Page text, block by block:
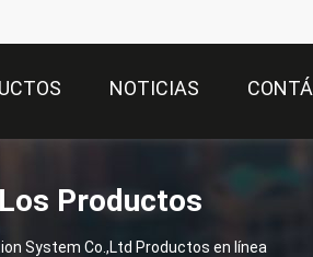
NOTICIAS
Productos
System Co.,Ltd Productos en línea